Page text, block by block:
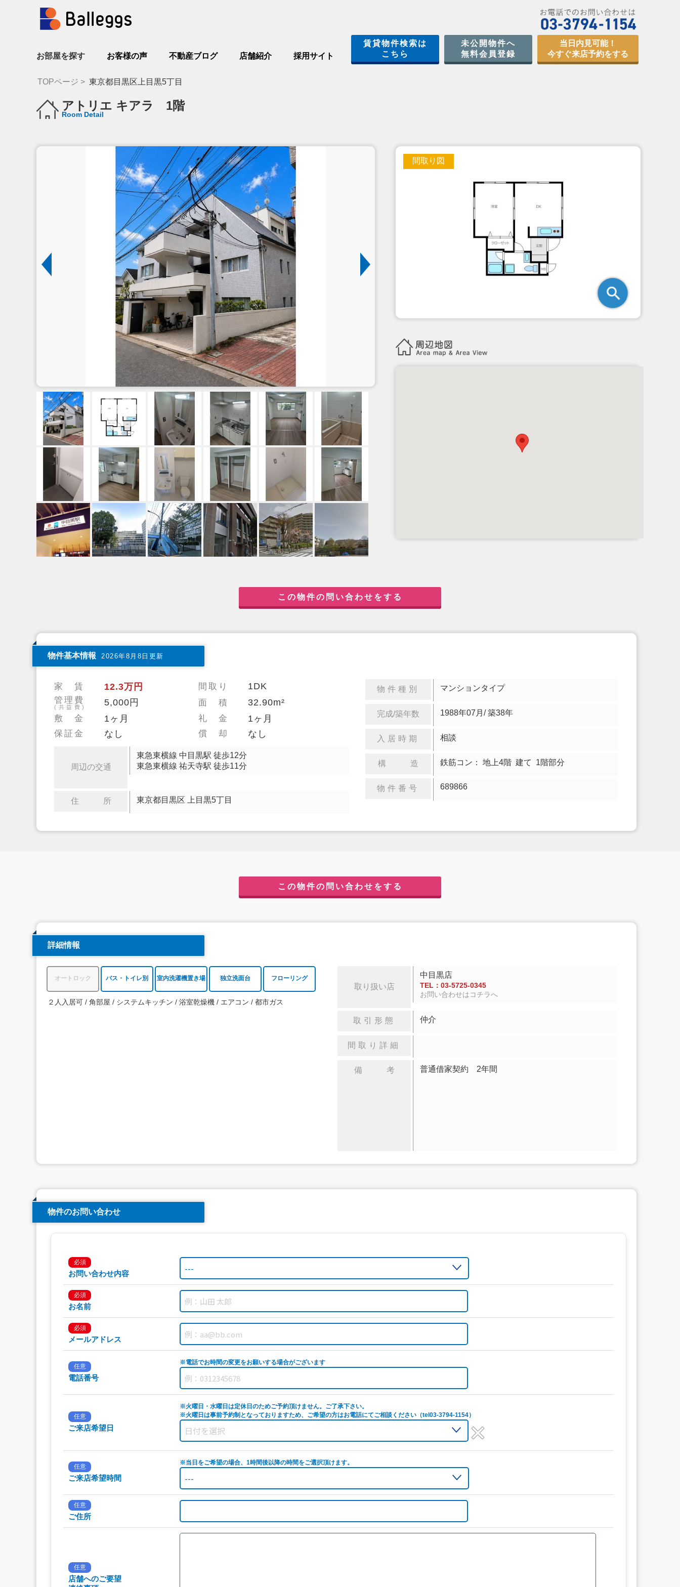
お部屋を探す お客様の声 不動産ブログ 店舗紹介 採用サイト
賃貸物件検索は
こちら
未公開物件へ
無料会員登録
当日内見可能！
今すぐ来店予約をする
TOPページ 東京都目黒区上目黒5丁目
アトリエ キアラ 1階
Room Detail
間取り図
この物件の問い合わせをする
物件基本情報 2026年8月8日更新
家 賃 12.3万円 間取り 1DK
管理費
(共益費) 5,000円 面 積 32.90m²
敷 金 1ヶ月 礼 金 1ヶ月
保証金 なし 償 却 なし
周辺の交通
東急東横線 中目黒駅 徒歩12分
東急東横線 祐天寺駅 徒歩11分
住 所 東京都目黒区 上目黒5丁目
物件種別 マンションタイプ
完成/築年数 1988年07月/ 築38年
入居時期 相談
構 造 鉄筋コン： 地上4階 建て 1階部分
物件番号 689866
この物件の問い合わせをする
詳細情報
オートロック バス・トイレ別 室内洗濯機置き場 独立洗面台 フローリング
２人入居可 角部屋 システムキッチン 浴室乾燥機 エアコン 都市ガス
取り扱い店
中目黒店
TEL：03-5725-0345
お問い合わせはコチラへ
取引形態 仲介
間取り詳細
備 考 普通借家契約 2年間
物件のお問い合わせ
必須
お問い合わせ内容
必須
お名前
必須
メールアドレス
任意
電話番号
※電話でお時間の変更をお願いする場合がございます
任意
ご来店希望日
※火曜日・水曜日は定休日のためご予約頂けません。ご了承下さい。
※火曜日は事前予約制となっておりますため、ご希望の方はお電話にてご相談ください（tel03-3794-1154）
任意
ご来店希望時間
※当日をご希望の場合、1時間後以降の時間をご選択頂けます。
任意
ご住所
任意
店舗へのご要望